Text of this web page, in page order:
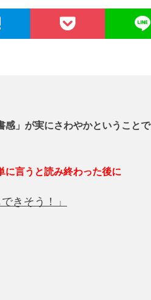
感」が実にさわやかということで
に言うと読み終わった後に
きそう！」